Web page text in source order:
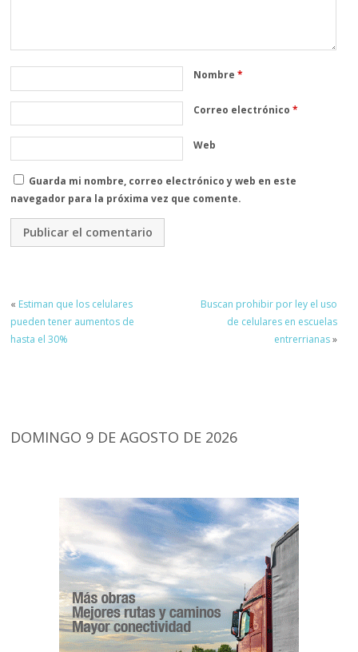
Nombre*
Correo electrónico*
Web
Guarda mi nombre, correo electrónico y web en este
navegador para la próxima vez que comente.
« Estiman que los celulares
pueden tener aumentos de
hasta el 30%
Buscan prohibir por ley el uso
de celulares en escuelas
entrerrianas»
DOMINGO 9 DE AGOSTO DE 2026